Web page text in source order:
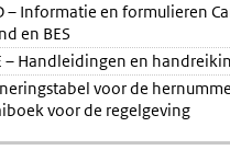
– Informatie en formulieren
en BES
– Handleidingen en
voor de
voor de regelgeving